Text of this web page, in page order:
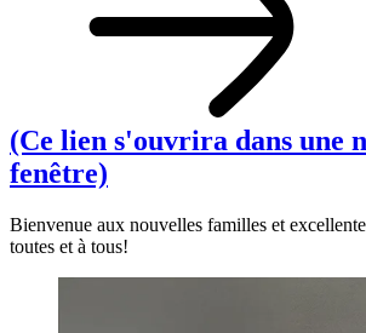
(Ce lien s'ouvrira dans une
fenêtre)
Bienvenue aux nouvelles familles et
toutes et à tous!